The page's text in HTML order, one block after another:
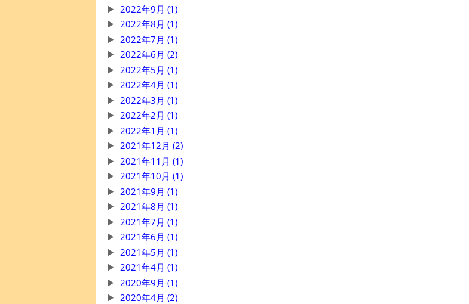
2022年9月 (1)
2022年8月 (1)
2022年7月 (1)
2022年6月 (2)
2022年5月 (1)
2022年4月 (1)
2022年3月 (1)
2022年2月 (1)
2022年1月 (1)
2021年12月 (2)
2021年11月 (1)
2021年10月 (1)
2021年9月 (1)
2021年8月 (1)
2021年7月 (1)
2021年6月 (1)
2021年5月 (1)
2021年4月 (1)
2020年9月 (1)
2020年4月 (2)